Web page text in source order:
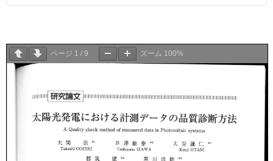
ページ 1 / 9 ズーム 100%